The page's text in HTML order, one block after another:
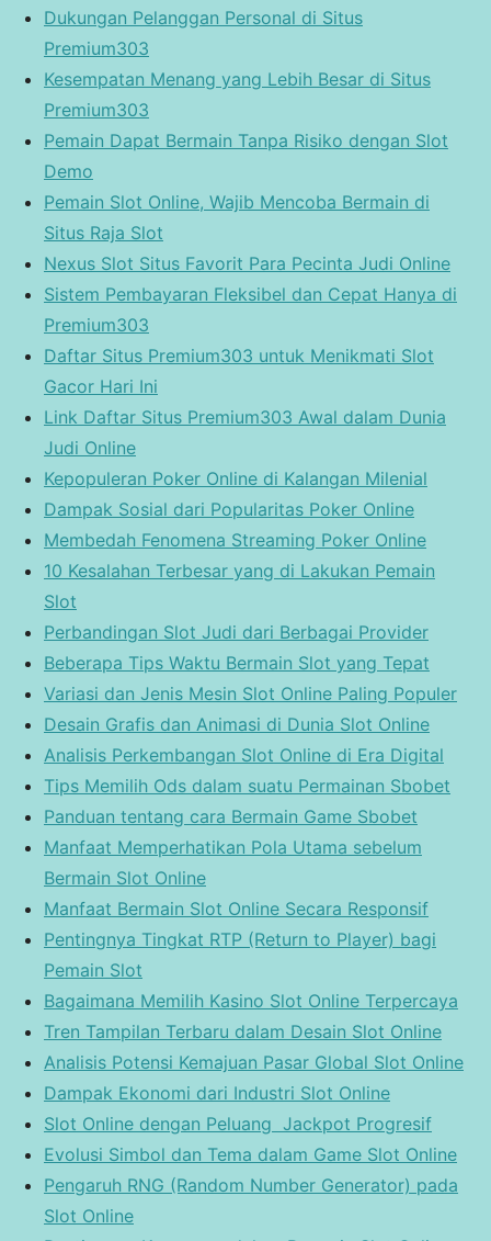
Dukungan Pelanggan Personal di Situs
Premium303
Kesempatan Menang yang Lebih Besar di Situs
Premium303
Pemain Dapat Bermain Tanpa Risiko dengan Slot
Demo
Pemain Slot Online, Wajib Mencoba Bermain di
Situs Raja Slot
Nexus Slot Situs Favorit Para Pecinta Judi Online
Sistem Pembayaran Fleksibel dan Cepat Hanya di
Premium303
Daftar Situs Premium303 untuk Menikmati Slot
Gacor Hari Ini
Link Daftar Situs Premium303 Awal dalam Dunia
Judi Online
Kepopuleran Poker Online di Kalangan Milenial
Dampak Sosial dari Popularitas Poker Online
Membedah Fenomena Streaming Poker Online
10 Kesalahan Terbesar yang di Lakukan Pemain
Slot
Perbandingan Slot Judi dari Berbagai Provider
Beberapa Tips Waktu Bermain Slot yang Tepat
Variasi dan Jenis Mesin Slot Online Paling Populer
Desain Grafis dan Animasi di Dunia Slot Online
Analisis Perkembangan Slot Online di Era Digital
Tips Memilih Ods dalam suatu Permainan Sbobet
Panduan tentang cara Bermain Game Sbobet
Manfaat Memperhatikan Pola Utama sebelum
Bermain Slot Online
Manfaat Bermain Slot Online Secara Responsif
Pentingnya Tingkat RTP (Return to Player) bagi
Pemain Slot
Bagaimana Memilih Kasino Slot Online Terpercaya
Tren Tampilan Terbaru dalam Desain Slot Online
Analisis Potensi Kemajuan Pasar Global Slot Online
Dampak Ekonomi dari Industri Slot Online
Slot Online dengan Peluang Jackpot Progresif
Evolusi Simbol dan Tema dalam Game Slot Online
Pengaruh RNG (Random Number Generator) pada
Slot Online